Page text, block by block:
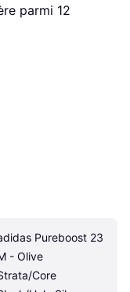
parmi 12
Pureboost 23
- Olive
Core